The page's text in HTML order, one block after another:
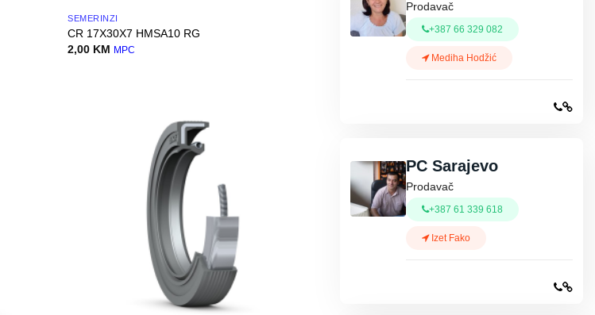
SEMERINZI
CR 17X30X7 HMSA10 RG
2,00 KM MPC
Prodavač
+387 66 329 082
Mediha Hodžić
PC Sarajevo
Prodavač
+387 61 339 618
Izet Fako